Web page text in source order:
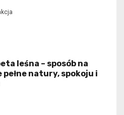
leśna – sposób na
natury, spokoju i